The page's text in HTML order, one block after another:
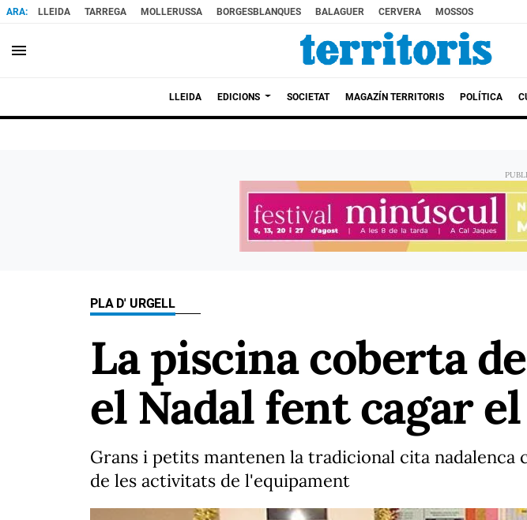
LLEIDA TARREGA MOLLERUSSA BORGESBLANQUES BALAGUER CERVERA MOSSOS
menu
LLEIDA EDICIONS SOCIETAT MAGAZÍN TERRITORIS POLÍTICA
PLA D' URGELL
La piscina coberta
el Nadal fent cagar
Grans i petits mantenen la tradicional cita
de les activitats de l'equipament